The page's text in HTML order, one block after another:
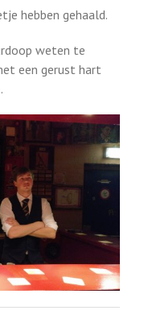
hebben gehaald.
weten te
een gerust hart